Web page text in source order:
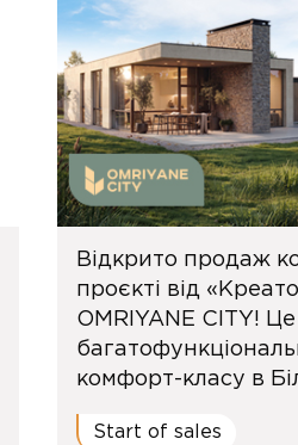
Відкрито продаж
проєкті від
OMRIYANE CITY! Це
комфорт-класу в
Start of sales